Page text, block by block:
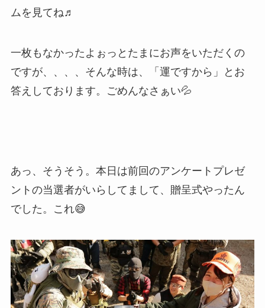
ムを見てね♬
一枚もなかったよぉっとたまにお声をいただくの
ですが、、、、そんな時は、「運ですから」とお
答えしております。ごめんなさぁい💦
あっ、そうそう。本日は前回のアンケートプレゼ
ントの当選者がいらしてまして、贈呈式やったん
でした。これ😅